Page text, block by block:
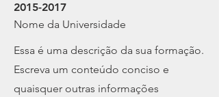
2015-2017
Nome da Universidade
​Essa é uma descrição da sua formação.
Escreva um conteúdo conciso e
quaisquer outras informações